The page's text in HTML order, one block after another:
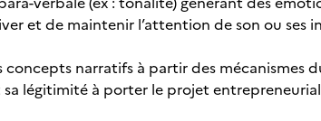
et de maintenir l’attention de son ou ses
narratifs à partir des mécanismes
légitimité à porter le projet